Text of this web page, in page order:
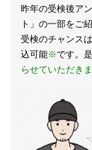
昨年の受検後ア
ト」の一部をご
受検のチャンス
込可能※です。
らせていただきま